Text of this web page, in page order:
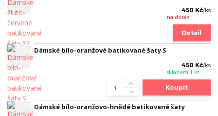
450 Kč/ks
na dotaz
Detail
Dámské bílo-oranžové batikované šaty S
450 Kč/ks
skladem 1 ks
Koupit
Dámské bílo-oranžovo-hnědé batikované šaty